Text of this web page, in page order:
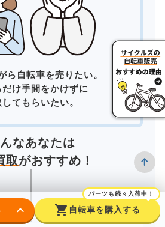
ら自転車を売りたい。
け手間をかけずに
てもらいたい。
なあなたは
取がおすすめ！
keyboard_arrow_down shopping_cart
パーツも続々入荷中！
自転車を購入する